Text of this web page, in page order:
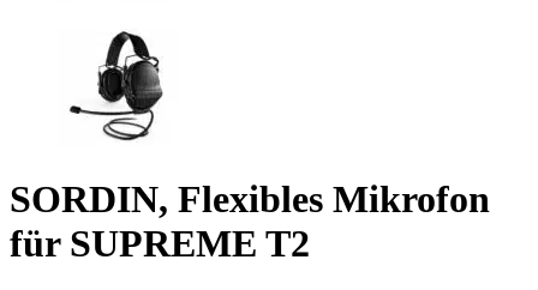
SORDIN, Flexibles Mikrofon
für SUPREME T2